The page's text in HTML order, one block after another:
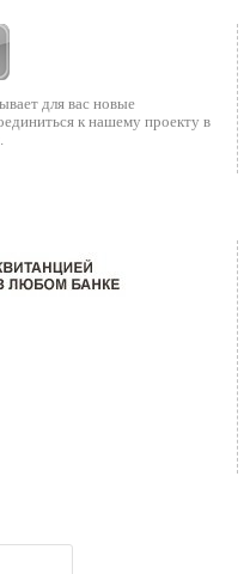
для вас новые
к нашему проекту в